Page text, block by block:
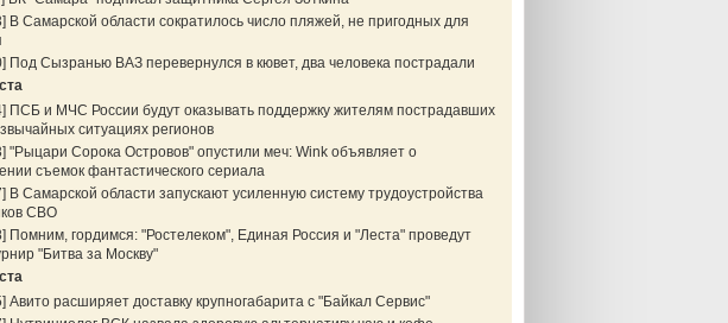
В Самарской области сократилось число пляжей, не пригодных для
Под Сызранью ВАЗ перевернулся в кювет, два человека пострадали
ПСБ и МЧС России будут оказывать поддержку жителям пострадавших
ситуациях регионов
"Рыцари Сорока Островов" опустили меч: Wink объявляет о
съемок фантастического сериала
В Самарской области запускают усиленную систему трудоустройства
СВО
Помним, гордимся: "Ростелеком", Единая Россия и "Леста" проведут
"Битва за Москву"
Авито расширяет доставку крупногабарита с "Байкал Сервис"